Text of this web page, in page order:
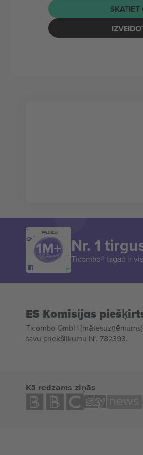
PALDIES!
Nr. 1
Ticombo® tagad ir
ES Komisijas
Ticombo GmbH
savu priekšlikumu Nr. 782393.
Kā redzams ziņās